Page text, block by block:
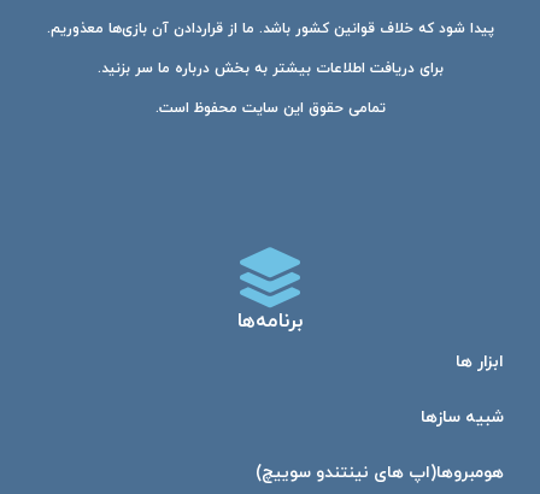
پیدا شود که خلاف قوانین کشور باشد. ما از قراردادن آن بازی‌ها معذوریم.
برای دریافت اطلاعات بیشتر به بخش درباره ما سر بزنید.
تمامی حقوق این سایت محفوظ است.
برنامه‌ها
ابزار ها
شبیه ساز‌ها
هومبرو‌ها(اپ های نینتندو سوییچ)